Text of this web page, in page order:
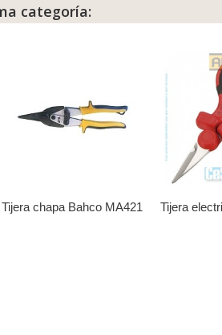
categoría:
Tijera chapa Bahco MA421 Tijera